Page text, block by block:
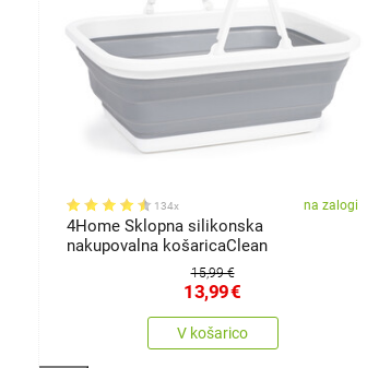
134x na zalogi
4Home Sklopna silikonska
nakupovalna košaricaClean
15,99 €
13,99€
V košarico